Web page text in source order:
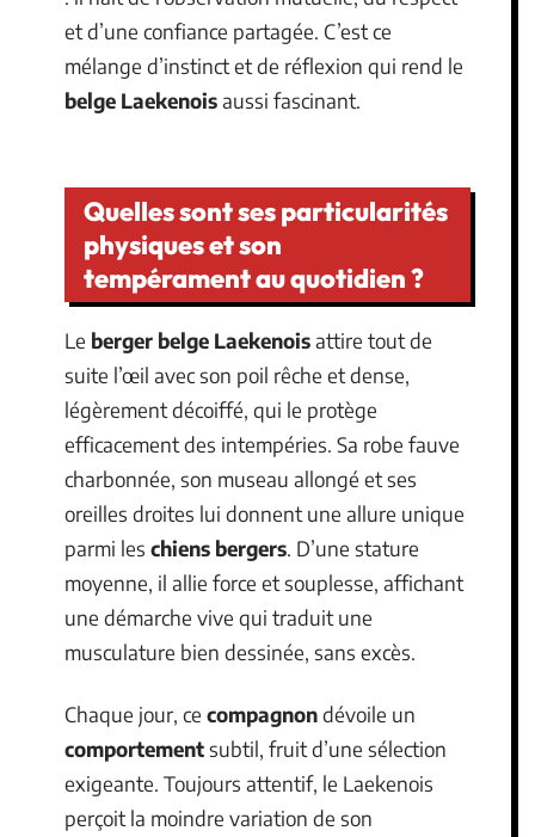
et d’une confiance partagée. C’est ce
mélange d’instinct et de réflexion qui rend le
belge Laekenoisaussi fascinant.
Quelles sont ses particularités
physiques et son
tempérament au quotidien ?
Le berger belge Laekenoisattire tout de
suite l’œil avec son poil rêche et dense,
légèrement décoiffé, qui le protège
efficacement des intempéries. Sa robe fauve
charbonnée, son museau allongé et ses
oreilles droites lui donnent une allure unique
parmi les chiens bergers. D’une stature
moyenne, il allie force et souplesse, affichant
une démarche vive qui traduit une
musculature bien dessinée, sans excès.
Chaque jour, ce compagnondévoile un
comportementsubtil, fruit d’une sélection
exigeante. Toujours attentif, le Laekenois
perçoit la moindre variation de son